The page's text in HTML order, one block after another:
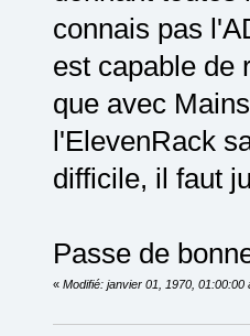
connais pas
est capable de
que avec
l'ElevenRack
difficile, il faut
Passe de
« Modifié: janvier 01, 1970, 01:00:00